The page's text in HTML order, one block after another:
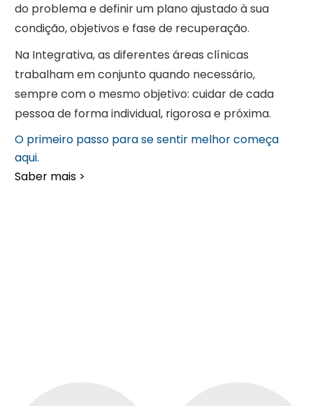
do problema e definir um plano ajustado à sua
condição, objetivos e fase de recuperação.
Na Integrativa, as diferentes áreas clínicas
trabalham em conjunto quando necessário,
sempre com o mesmo objetivo: cuidar de cada
pessoa de forma individual, rigorosa e próxima.
O primeiro passo para se sentir melhor começa
aqui.
Saber mais >